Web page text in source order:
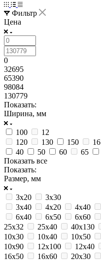
Фильтр
Цена
0
32695
65390
98084
130779
Показать:
Ширина, мм
100
12
120
130 150 16
40
50 60 65
Показать все
Показать:
Размер, мм
3х20
3х30
3х40
4х20 4х40
6х40
6х50 6х60
25х32
25х40 40х130
10х30
10х40 10х50
10х90
12х100 12х40
16х50
16х60 20х30